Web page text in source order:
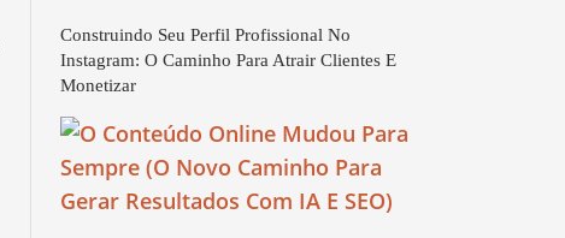
Construindo Seu Perfil Profissional No
Instagram: O Caminho Para Atrair Clientes E
Monetizar